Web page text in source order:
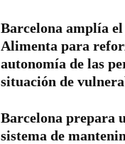
Barcelona amplía
Alimenta para
autonomía de las
situación de
Barcelona prepara
sistema de